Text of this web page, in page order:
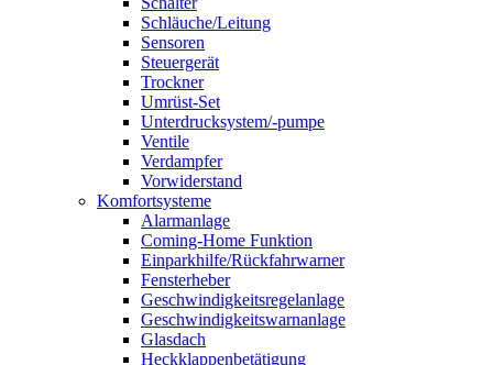
Schläuche/Leitung
Sensoren
Steuergerät
Trockner
Umrüst-Set
Unterdrucksystem/-pumpe
Ventile
Verdampfer
Vorwiderstand
Komfortsysteme
Alarmanlage
Coming-Home Funktion
Einparkhilfe/Rückfahrwarner
Fensterheber
Geschwindigkeitsregelanlage
Geschwindigkeitswarnanlage
Glasdach
Heckklappenbetätigung